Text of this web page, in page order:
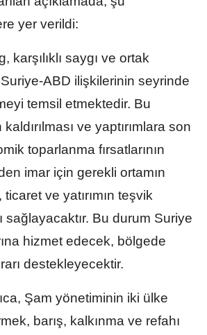
yer verildi:
karşılıklı saygı ve ortak
Suriye-ABD ilişkilerinin seyrinde
temsil etmektedir. Bu
kaldırılması ve yaptırımlara son
toparlanma fırsatlarının
imar için gerekli ortamın
ticaret ve yatırımın teşvik
sağlayacaktır. Bu durum Suriye
hizmet edecek, bölgede
destekleyecektir.
Şam yönetiminin iki ülke
barış, kalkınma ve refahı